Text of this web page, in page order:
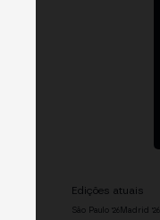
Edições atuais
São Paulo '26 Madrid '26